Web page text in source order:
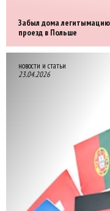
Забыл дома
проезд в Польше
новости и статьи
23.04.2026